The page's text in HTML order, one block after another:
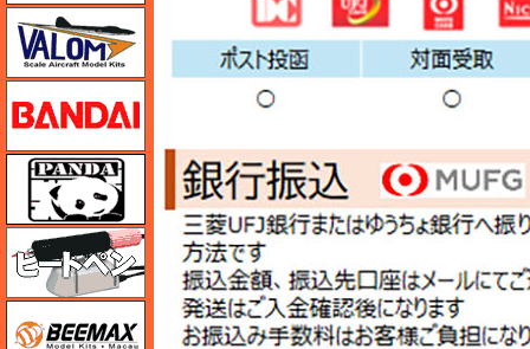
パンダホビー
ヒートペン（十和田技研・ブレインファクトリー）
BEEMAX